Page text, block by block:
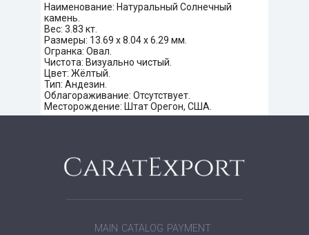
Наименование: Натуральный Солнечный
камень.
Вес: 3.83 кт.
Размеры: 13.69 х 8.04 х 6.29 мм.
Огранка: Овал.
Чистота: Визуально чистый.
Цвет: Жёлтый.
Тип: Андезин.
Облагораживание: Отсутствует.
Месторождение: Штат Орегон, США.
MAIN CATALOG PAYMENT